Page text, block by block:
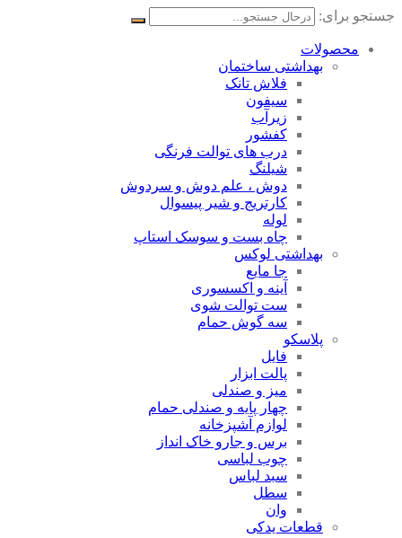
جستجو برای:
محصولات
بهداشتی ساختمان
فلاش تانک
سیفون
زیرآب
کفشور
درب های توالت فرنگی
شیلنگ
دوش ، علم دوش و سردوش
کارتریج و شیر پیسوال
لوله
چاه بست و سوسک استاپ
بهداشتی لوکس
جا مایع
آینه و اکسسوری
ست توالت شوی
سه گوش حمام
پلاسکو
فایل
پالت ابزار
میز و صندلی
چهار پایه و صندلی حمام
لوازم آشپزخانه
برس و جارو خاک انداز
چوب لباسی
سبد لباس
سطل
وان
قطعات یدکی